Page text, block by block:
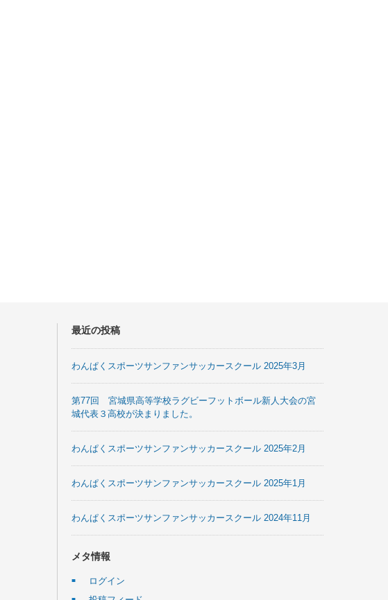
最近の投稿
わんぱくスポーツサンファンサッカースクール 2025年3月
第77回 宮城県高等学校ラグビーフットボール新人大会の宮
城代表３高校が決まりました。
わんぱくスポーツサンファンサッカースクール 2025年2月
わんぱくスポーツサンファンサッカースクール 2025年1月
わんぱくスポーツサンファンサッカースクール 2024年11月
メタ情報
ログイン